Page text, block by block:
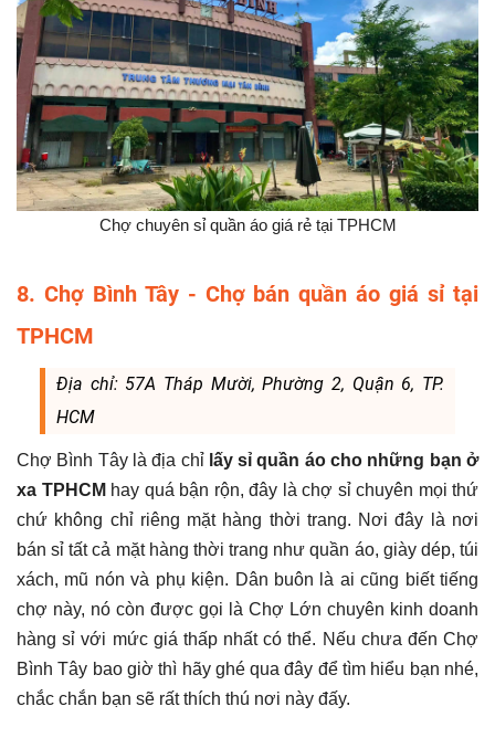
Chợ chuyên sỉ quần áo giá rẻ tại TPHCM
8. Chợ Bình Tây - Chợ bán quần áo giá sỉ tại
TPHCM
Địa chỉ: 57A Tháp Mười, Phường 2, Quận 6, TP.
HCM
Chợ Bình Tây là địa chỉ lấy sỉ quần áo cho những bạn ở
xa TPHCM hay quá bận rộn, đây là chợ sỉ chuyên mọi thứ
chứ không chỉ riêng mặt hàng thời trang. Nơi đây là nơi
bán sỉ tất cả mặt hàng thời trang như quần áo, giày dép, túi
xách, mũ nón và phụ kiện. Dân buôn là ai cũng biết tiếng
chợ này, nó còn được gọi là Chợ Lớn chuyên kinh doanh
hàng sỉ với mức giá thấp nhất có thể. Nếu chưa đến Chợ
Bình Tây bao giờ thì hãy ghé qua đây để tìm hiểu bạn nhé,
chắc chắn bạn sẽ rất thích thú nơi này đấy.